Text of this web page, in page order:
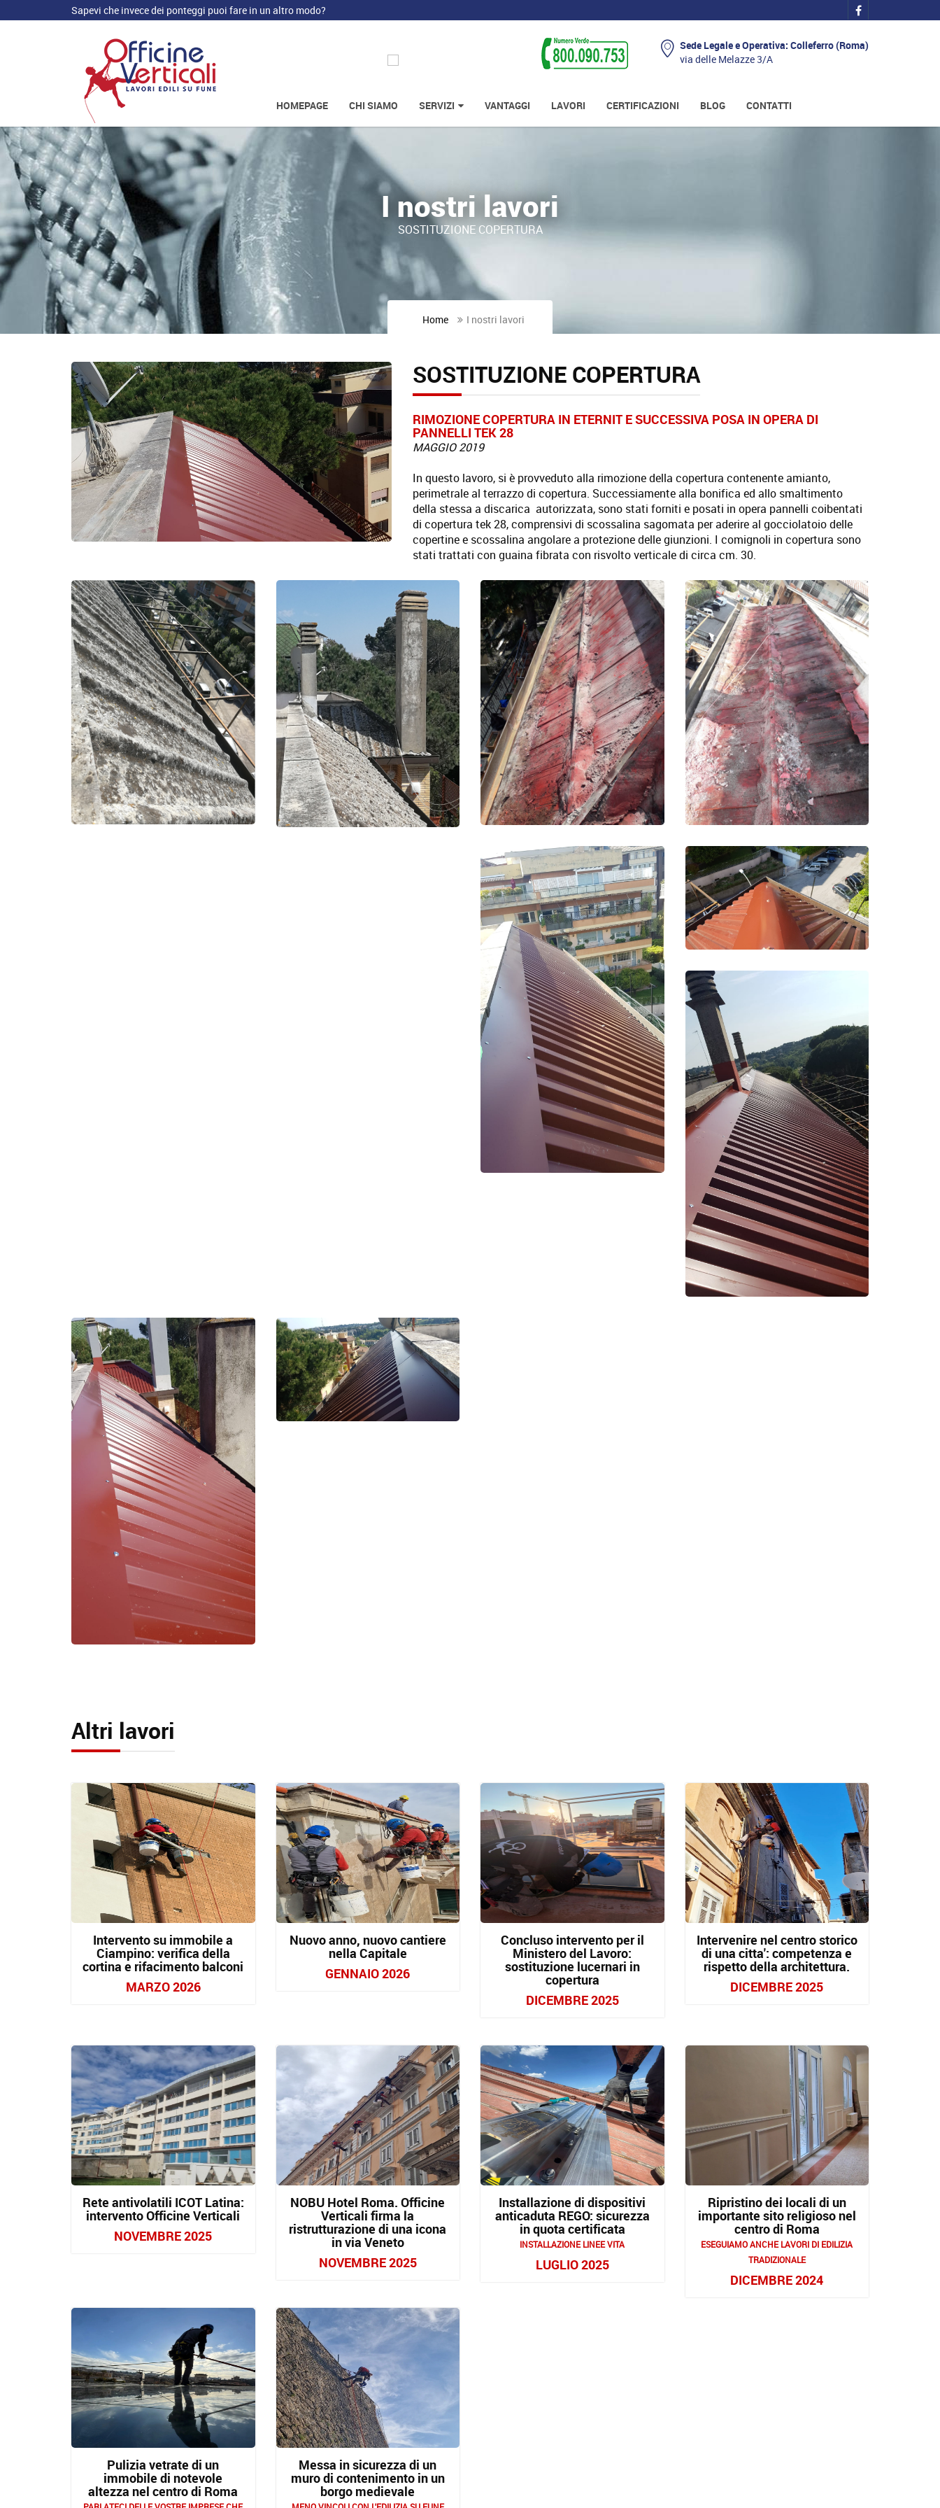
Sapevi che invece dei ponteggi puoi fare in un altro modo?
Sede Legale e Operativa: Colleferro (Roma)
via delle Melazze 3/A
HOMEPAGE CHI SIAMO SERVIZI VANTAGGI LAVORI CERTIFICAZIONI BLOG CONTATTI
I nostri lavori
SOSTITUZIONE COPERTURA
Home I nostri lavori
SOSTITUZIONE COPERTURA
RIMOZIONE COPERTURA IN ETERNIT E SUCCESSIVA POSA IN OPERA DI
PANNELLI TEK 28
MAGGIO 2019
In questo lavoro, si è provveduto alla rimozione della copertura contenente amianto,
perimetrale al terrazzo di copertura. Successiamente alla bonifica ed allo smaltimento
della stessa a discarica autorizzata, sono stati forniti e posati in opera pannelli coibentati
di copertura tek 28, comprensivi di scossalina sagomata per aderire al gocciolatoio delle
copertine e scossalina angolare a protezione delle giunzioni. I comignoli in copertura sono
stati trattati con guaina fibrata con risvolto verticale di circa cm. 30.
Altri lavori
Intervento su immobile a
Ciampino: verifica della
cortina e rifacimento balconi
MARZO 2026
Nuovo anno, nuovo cantiere
nella Capitale
GENNAIO 2026
Concluso intervento per il
Ministero del Lavoro:
sostituzione lucernari in
copertura
DICEMBRE 2025
Intervenire nel centro storico
di una citta': competenza e
rispetto della architettura.
DICEMBRE 2025
Rete antivolatili ICOT Latina:
intervento Officine Verticali
NOVEMBRE 2025
NOBU Hotel Roma. Officine
Verticali firma la
ristrutturazione di una icona
in via Veneto
NOVEMBRE 2025
Installazione di dispositivi
anticaduta REGO: sicurezza
in quota certificata
INSTALLAZIONE LINEE VITA
LUGLIO 2025
Ripristino dei locali di un
importante sito religioso nel
centro di Roma
ESEGUIAMO ANCHE LAVORI DI EDILIZIA
TRADIZIONALE
DICEMBRE 2024
Pulizia vetrate di un
immobile di notevole
altezza nel centro di Roma
Messa in sicurezza di un
muro di contenimento in un
borgo medievale